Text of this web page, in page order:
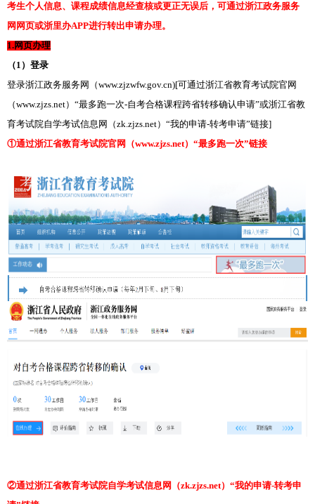
考生个人信息、课程成绩信息经查核或更正无误后，可通过浙江政务服务
网网页或浙里办APP进行转出申请办理。
1.网页办理
（1）登录
登录浙江政务服务网（www.zjzwfw.gov.cn)[可通过浙江省教育考试院官网
（www.zjzs.net）“最多跑一次-自考合格课程跨省转移确认申请”或浙江省教
育考试院自学考试信息网（zk.zjzs.net）“我的申请-转考申请”链接]
①通过浙江省教育考试院官网（www.zjzs.net）“最多跑一次”链接
②通过浙江省教育考试院自学考试信息网（zk.zjzs.net）“我的申请-转考申